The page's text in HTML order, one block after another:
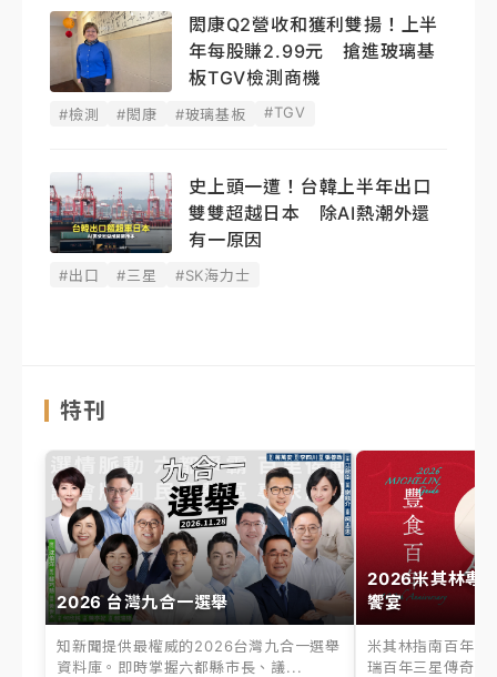
閎康Q2營收和獲利雙揚！上半
年每股賺2.99元 搶進玻璃基
板TGV檢測商機
#檢測 #閎康 #玻璃基板 #TGV
史上頭一遭！台韓上半年出口
雙雙超越日本 除AI熱潮外還
有一原因
#出口 #三星 #SK海力士
特刊
2026 台灣九合一選舉
知新聞提供最權威的2026台灣九合一選舉
資料庫。即時掌握六都縣市長、議...
2026米其林專
饗宴
米其林指南百年之
瑞百年三星傳奇、